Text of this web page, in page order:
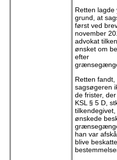
Retten lagde
grund, at
først ved
november
advokat
ønsket om
efter
Retten fandt,
sagsøgeren
de frister,
KSL § 5 D,
tilkendegivet,
ønskede
han var
blive